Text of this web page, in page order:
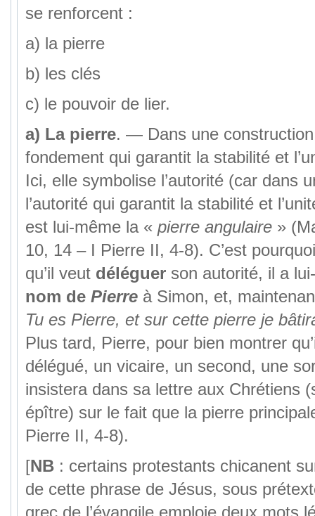
se renforcent :
a) la pierre
b) les clés
c) le pouvoir de lier.
a) La pierre. — Dans une
fondement qui garantit la stabilité et
Ici, elle symbolise l’autorité (car dans
l’autorité qui garantit la stabilité et
est lui-même la « pierre angulaire»
10, 14 – I Pierre II, 4-8). C’est
qu’il veutdéléguerson autorité, il a
nom de Pierreà Simon, et,
Tu es Pierre, et sur cette pierre je
Plus tard, Pierre, pour bien montrer
délégué, un vicaire, un second, une
insistera dans sa lettre aux Chrétiens
épître) sur le fait que la pierre
Pierre II, 4-8).
[NB: certains protestants chicanent
de cette phrase de Jésus, sous
grec de l’évangile emploie deux mots